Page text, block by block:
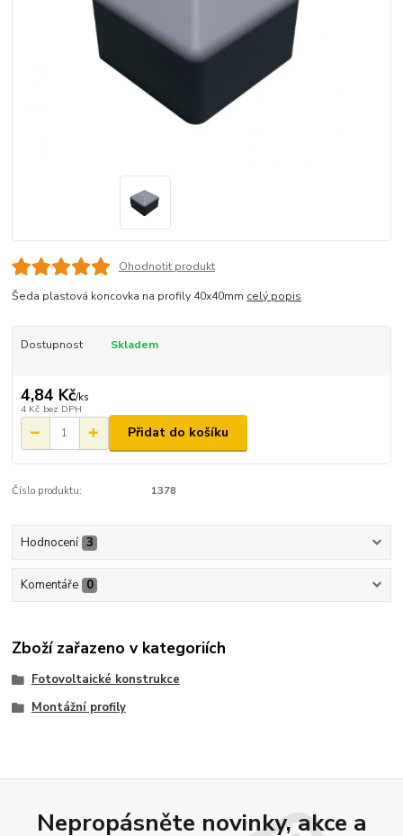
Ohodnotit produkt
Šeda plastová koncovka na profily 40x40mm celý popis
Dostupnost Skladem
4,84 Kč/ks
4 Kč bez DPH
Přidat do košíku
Číslo produktu: 1378
Hodnocení 3
Komentáře 0
Zboží zařazeno v kategoriích
Fotovoltaické konstrukce
Montážní profily
Nepropásněte novinky, akce a